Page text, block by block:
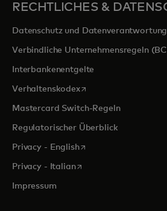
RECHTLICHES &
Datenschutz und Datenverantwortung
Verbindliche Unternehmensregeln
Interbankenentgelte
Verhaltenskodexwird in einer neuen
Mastercard Switch-Regeln
Regulatorischer Überblick
Privacy - Englishwird in einer neuen
Privacy - Italianwird in einer neuen
Impressum